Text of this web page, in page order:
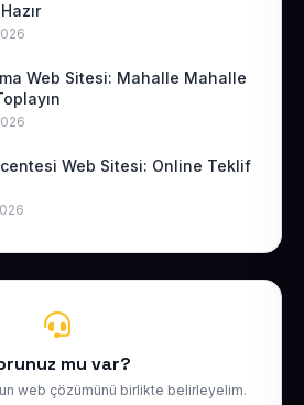
Web Sitesi: Mahalle Mahalle
Web Sitesi: Online Teklif
mu var?
web çözümünü birlikte belirleyelim.